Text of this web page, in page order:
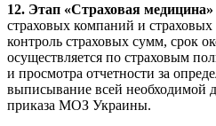
12. Этап «Страховая медицина»
страховых компаний и
контроль страховых сумм, срок
осуществляется по страховым
и просмотра отчетности за
выписывание всей необходимой
приказа МОЗ Украины.